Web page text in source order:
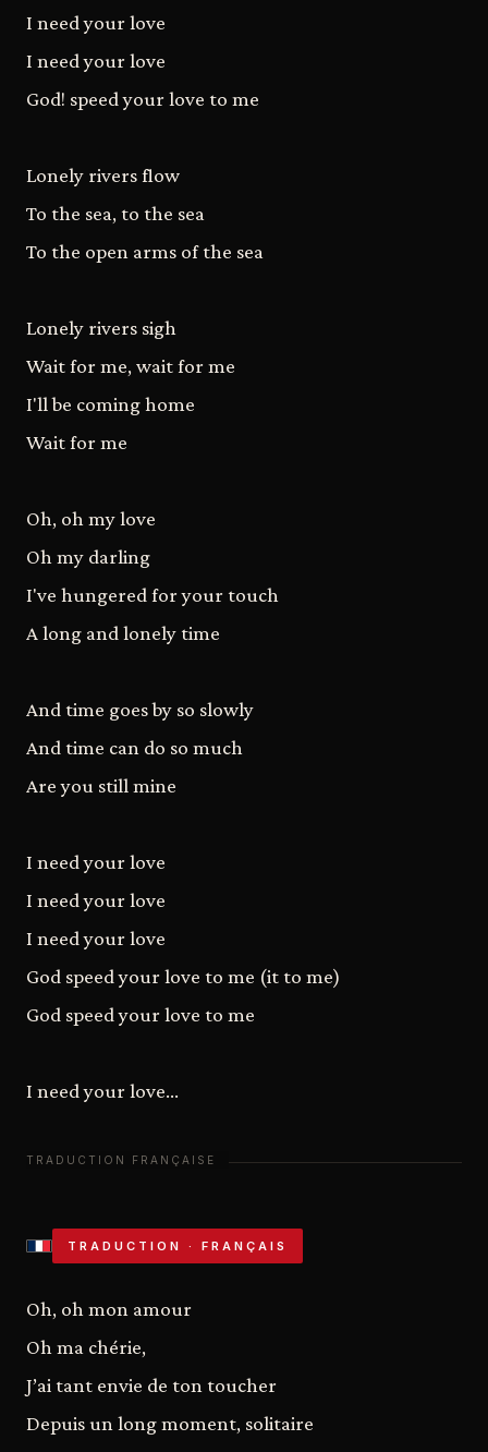
I need your love
I need your love
God! speed your love to me
Lonely rivers flow
To the sea, to the sea
To the open arms of the sea
Lonely rivers sigh
Wait for me, wait for me
I'll be coming home
Wait for me
Oh, oh my love
Oh my darling
I've hungered for your touch
A long and lonely time
And time goes by so slowly
And time can do so much
Are you still mine
I need your love
I need your love
I need your love
God speed your love to me (it to me)
God speed your love to me
I need your love...
TRADUCTION · FRANÇAIS
Oh, oh mon amour
Oh ma chérie,
J’ai tant envie de ton toucher
Depuis un long moment, solitaire